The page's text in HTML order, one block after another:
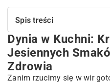
Spis treści
Dynia w Kuchni: Królowa
Smaków i Zdrowia
Bogactwo witamin i
odżywczych – dlaczego
Wszechstronność dyni – od
Dynia w Kuchni:
Jesiennych
Zdrowia
Zanim rzucimy się w wir